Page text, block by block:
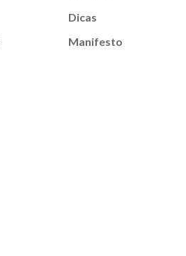
Dicas
Manifesto